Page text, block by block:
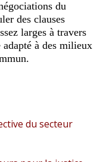
du
des clauses
larges à travers
adapté à des milieux
du secteur